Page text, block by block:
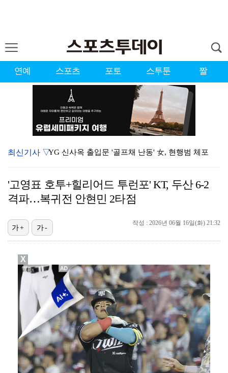
연예 스포츠 포토 스투툰 짤
YG 신사옥 출입문 '골프채 난동' 女, 현행범 체포
표창원, 남규리에 15년만 공개 사과…"내가 틀렸다"
[ST포토] 홀아웃 하는 박현경
'오타니 MVP 경쟁자' 크로암스트롱, 홈런 아닌 발로…
[ST포토] 홀아웃 하는 박현경
[ST포토] 노승희, 파세이브
[ST포토] 박현경, 힘찬 세컨샷
최신기사 ▽
'고영표 호투+힐리어드 투런포' KT, 두산 6-2
격파…복귀전 안현민 2타점
작성 : 2026년 06월 16일(화) 21:32
가+ 가-
X